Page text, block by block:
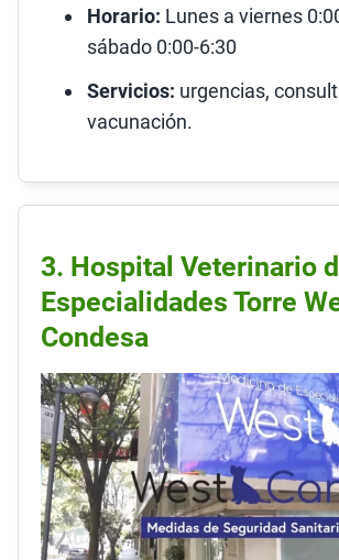
Horario: Lunes a viernes
sábado 0:00-6:30
Servicios: urgencias,
vacunación.
3. Hospital Veterinario
Especialidades Torre
Condesa